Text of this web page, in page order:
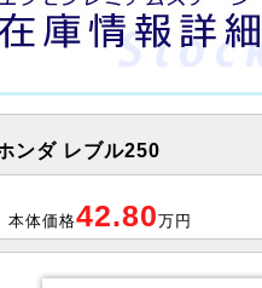
ンダ レブル250
本体価格42.80万円